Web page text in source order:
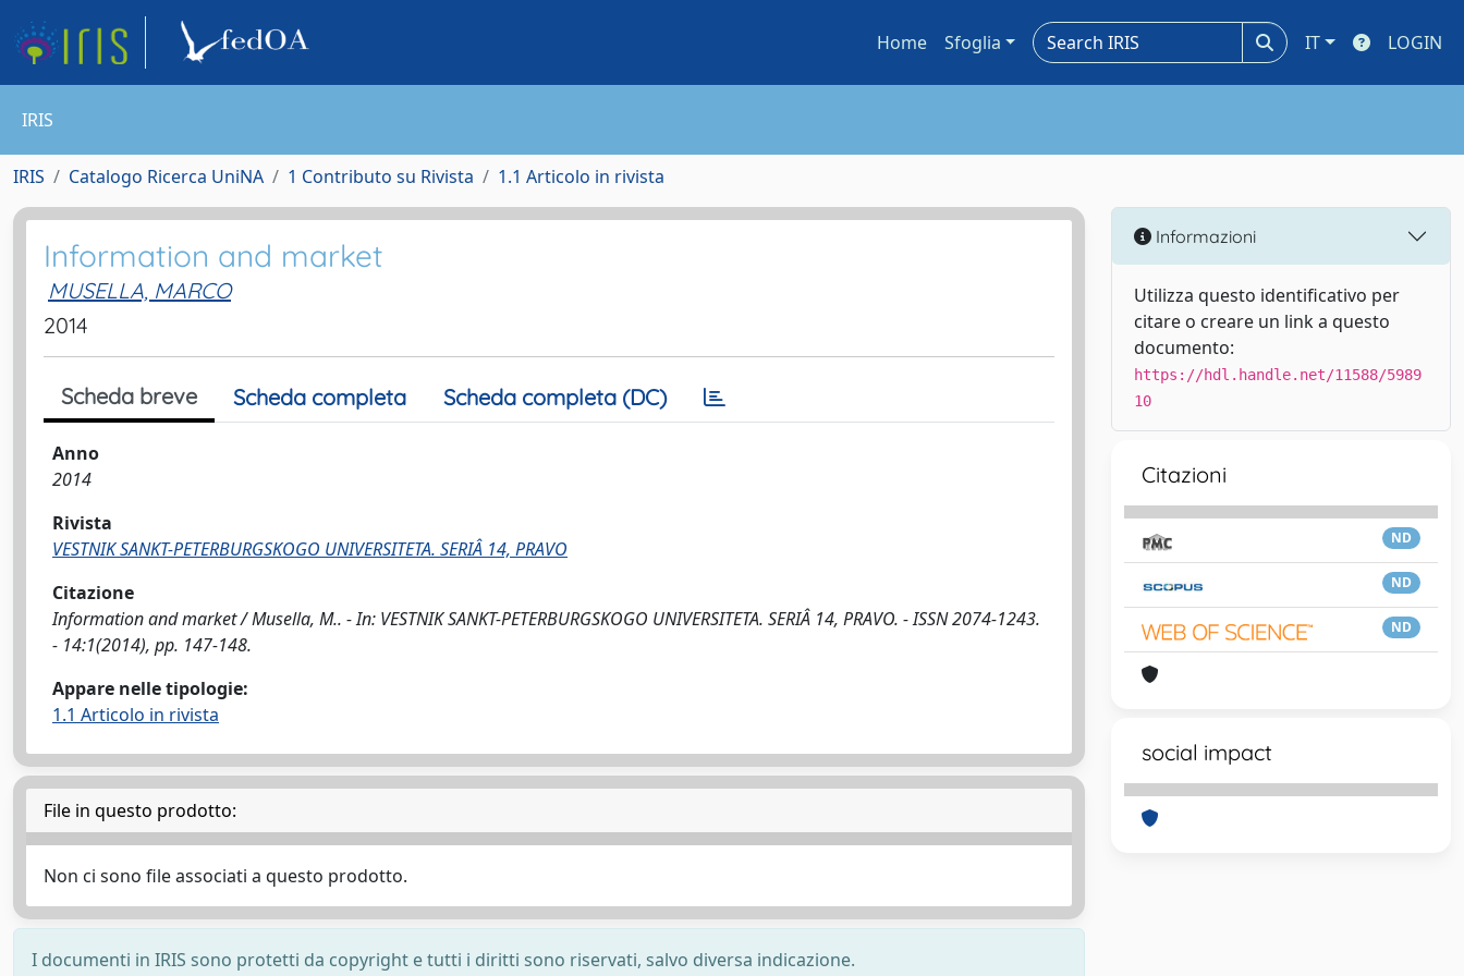
Home Sfoglia IT LOGIN
IRIS
IRIS Catalogo Ricerca UniNA 1 Contributo su Rivista 1.1 Articolo in rivista
Information and market
MUSELLA, MARCO
2014
Scheda breve Scheda completa Scheda completa (DC)
Anno
2014
Rivista
VESTNIK SANKT-PETERBURGSKOGO UNIVERSITETA. SERIÂ 14, PRAVO
Citazione
Information and market / Musella, M.. - In: VESTNIK SANKT-PETERBURGSKOGO UNIVERSITETA. SERIÂ 14, PRAVO. - ISSN 2074-1243.
- 14:1(2014), pp. 147-148.
Appare nelle tipologie:
1.1 Articolo in rivista
File in questo prodotto:
Non ci sono file associati a questo prodotto.
I documenti in IRIS sono protetti da copyright e tutti i diritti sono riservati, salvo diversa indicazione.
Informazioni
Utilizza questo identificativo per
citare o creare un link a questo
documento:
https://hdl.handle.net/11588/5989
10
Citazioni
ND
ND
ND
social impact